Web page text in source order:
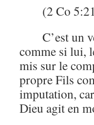
(2 Co
C’est un
comme si lui,
mis sur le
propre Fils
imputation,
Dieu agit en